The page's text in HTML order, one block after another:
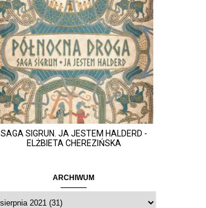
SAGA SIGRUN. JA JESTEM HALDERD -
ELŻBIETA CHEREZIŃSKA
ARCHIWUM